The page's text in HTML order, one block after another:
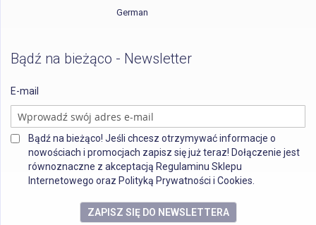
German
Bądź na bieżąco - Newsletter
E-mail
Bądź na bieżąco! Jeśli chcesz otrzymywać informacje o
nowościach i promocjach zapisz się już teraz! Dołączenie jest
równoznaczne z akceptacją Regulaminu Sklepu
Internetowego oraz Polityką Prywatności i Cookies.
ZAPISZ SIĘ DO NEWSLETTERA